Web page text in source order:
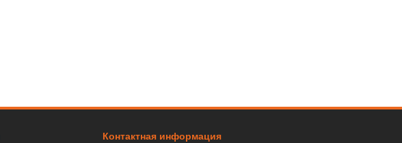
Контактная информация